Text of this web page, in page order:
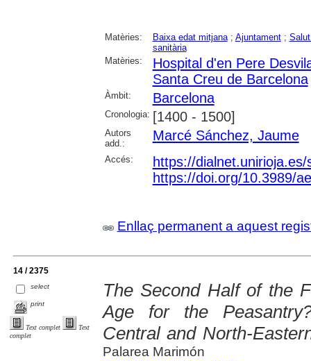
Matèries: Baixa edat mitjana; Ajuntament;
sanitària
Matèries:
Hospital d'en Pere
Santa Creu de Barcelona
Àmbit: Barcelona
Cronologia: [1400 - 1500]
Autors
add.:
Marcé Sánchez, Jaume
Accés:
https://
https://doi.org/10.3989/
Enllaç permanent a aquest
14 / 2375
select
print
Text complet
Text
complet
The Second Half of the
Age for the
Central and North-
Palarea Marimón